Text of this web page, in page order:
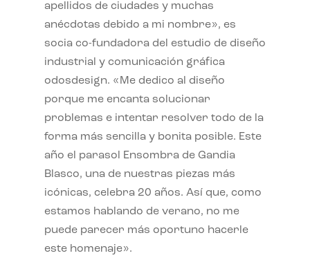
apellidos de ciudades y muchas
anécdotas debido a mi nombre», es
socia co-fundadora del estudio de diseño
industrial y comunicación gráfica
odosdesign. «Me dedico al diseño
porque me encanta solucionar
problemas e intentar resolver todo de la
forma más sencilla y bonita posible. Este
año el parasol Ensombra de Gandia
Blasco, una de nuestras piezas más
icónicas, celebra 20 años. Así que, como
estamos hablando de verano, no me
puede parecer más oportuno hacerle
este homenaje».